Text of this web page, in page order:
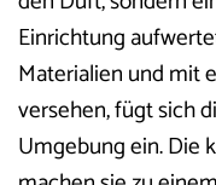
Einrichtung
Materialien und mit
versehen, fügt sich
Umgebung ein. Die